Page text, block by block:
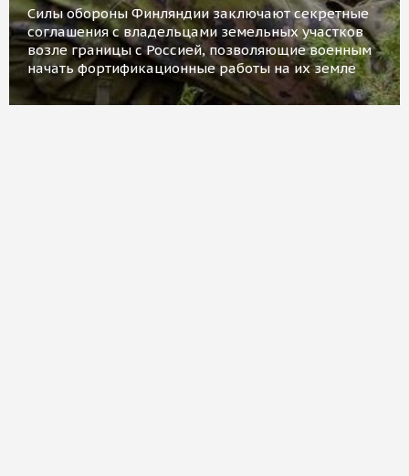
Силы обороны Финляндии заключают секретные
соглашения с владельцами земельных участков
возле границы с Россией, позволяющие военным
начать фортификационные работы на их земле